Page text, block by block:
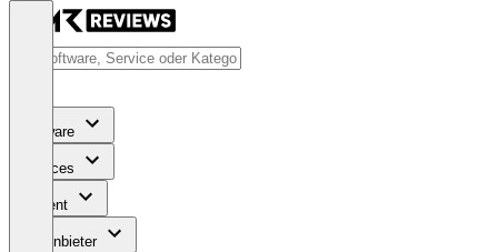
Software
Services
Content
Für Anbieter